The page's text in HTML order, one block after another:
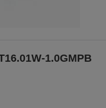
1.0GMPB